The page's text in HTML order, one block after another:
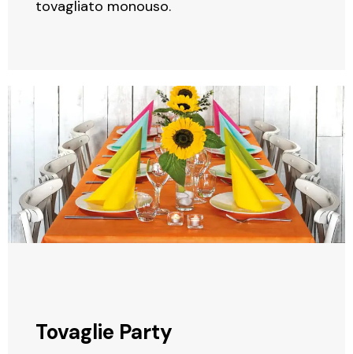
tovagliato monouso.
Tovaglie Party